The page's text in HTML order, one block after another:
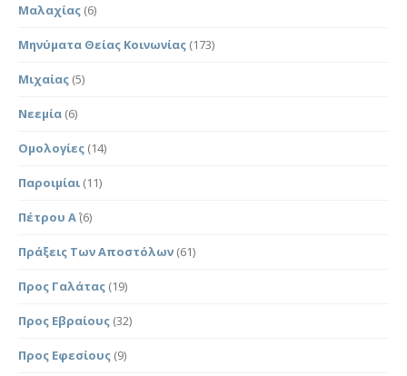
Μαλαχίας (6)
Μηνύματα Θείας Κοινωνίας (173)
Μιχαίας (5)
Νεεμία (6)
Ομολογίες (14)
Παροιμίαι (11)
Πέτρου Α΄(6)
Πράξεις Των Αποστόλων (61)
Προς Γαλάτας (19)
Προς Εβραίους (32)
Προς Εφεσίους (9)